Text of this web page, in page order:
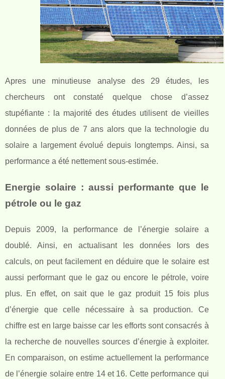
Apres une minutieuse analyse des 29 études, les
chercheurs ont constaté quelque chose d’assez
stupéfiante : la majorité des études utilisent de vieilles
données de plus de 7 ans alors que la technologie du
solaire a largement évolué depuis longtemps. Ainsi, sa
performance a été nettement sous-estimée.
Energie solaire : aussi performante que le
pétrole ou le gaz
Depuis 2009, la performance de l’énergie solaire a
doublé. Ainsi, en actualisant les données lors des
calculs, on peut facilement en déduire que le solaire est
aussi performant que le gaz ou encore le pétrole, voire
plus. En effet, on sait que le gaz produit 15 fois plus
d’énergie que celle nécessaire à sa production. Ce
chiffre est en large baisse car les efforts sont consacrés à
la recherche de nouvelles sources d’énergie à exploiter.
En comparaison, on estime actuellement la performance
de l’énergie solaire entre 14 et 16. Cette performance qui